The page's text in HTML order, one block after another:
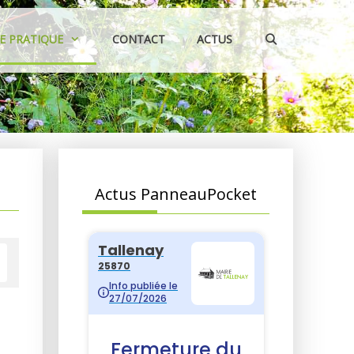
PRATIQUE CONTACT ACTUS
Actus PanneauPocket